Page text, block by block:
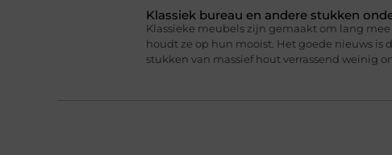
Klassiek bureau en andere stukken
Klassieke meubels zijn gemaakt om lang
houdt ze op hun mooist. Het goede nieuws is
stukken van massief hout verrassend weinig